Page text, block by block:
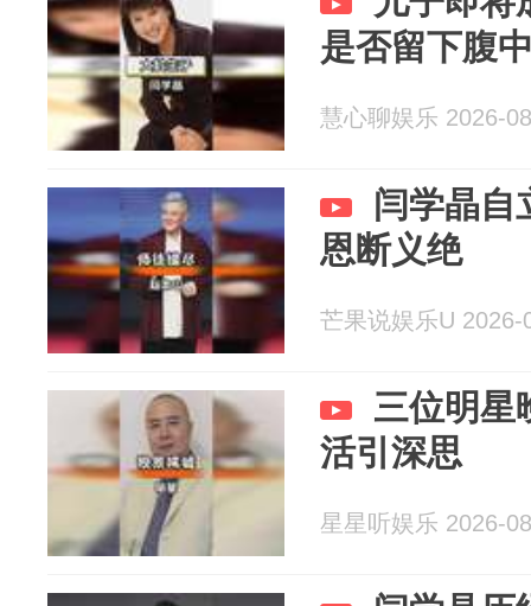
是否留下腹
慧心聊娱乐 2026-
闫学晶自
恩断义绝
芒果说娱乐U 2026-
三位明星
活引深思
星星听娱乐 2026-